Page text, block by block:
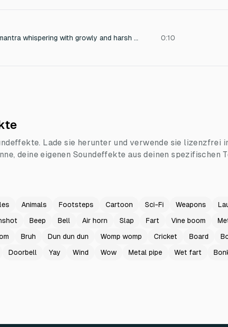
ultra realistic shamanic mantra whispering with growly and harsh dark shamanic sounding 0:10
Lade sie herunter und verwende sie lizenzfrei
deine eigenen Soundeffekte aus deinen spezifischen
Animals Footsteps Cartoon Sci-Fi Weapons
Beep Bell Air horn Slap Fart Vine boom
Bruh Dun dun dun Womp womp Cricket Board
Doorbell Yay Wind Wow Metal pipe Wet fart